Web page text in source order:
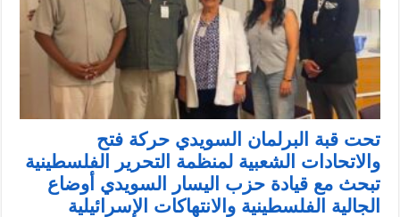
تحت قبة البرلمان السويدي حركة فتح
والاتحادات الشعبية لمنظمة التحرير الفلسطينية
تبحث مع قيادة حزب اليسار السويدي أوضاع
الجالية الفلسطينية والانتهاكات الإسرائيلية